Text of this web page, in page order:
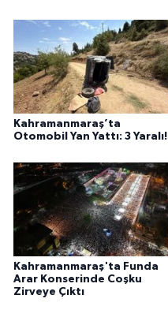
Kahramanmaraş’ta
Otomobil Yan Yattı: 3 Yaralı!
Kahramanmaraş'ta Funda
Arar Konserinde Coşku
Zirveye Çıktı